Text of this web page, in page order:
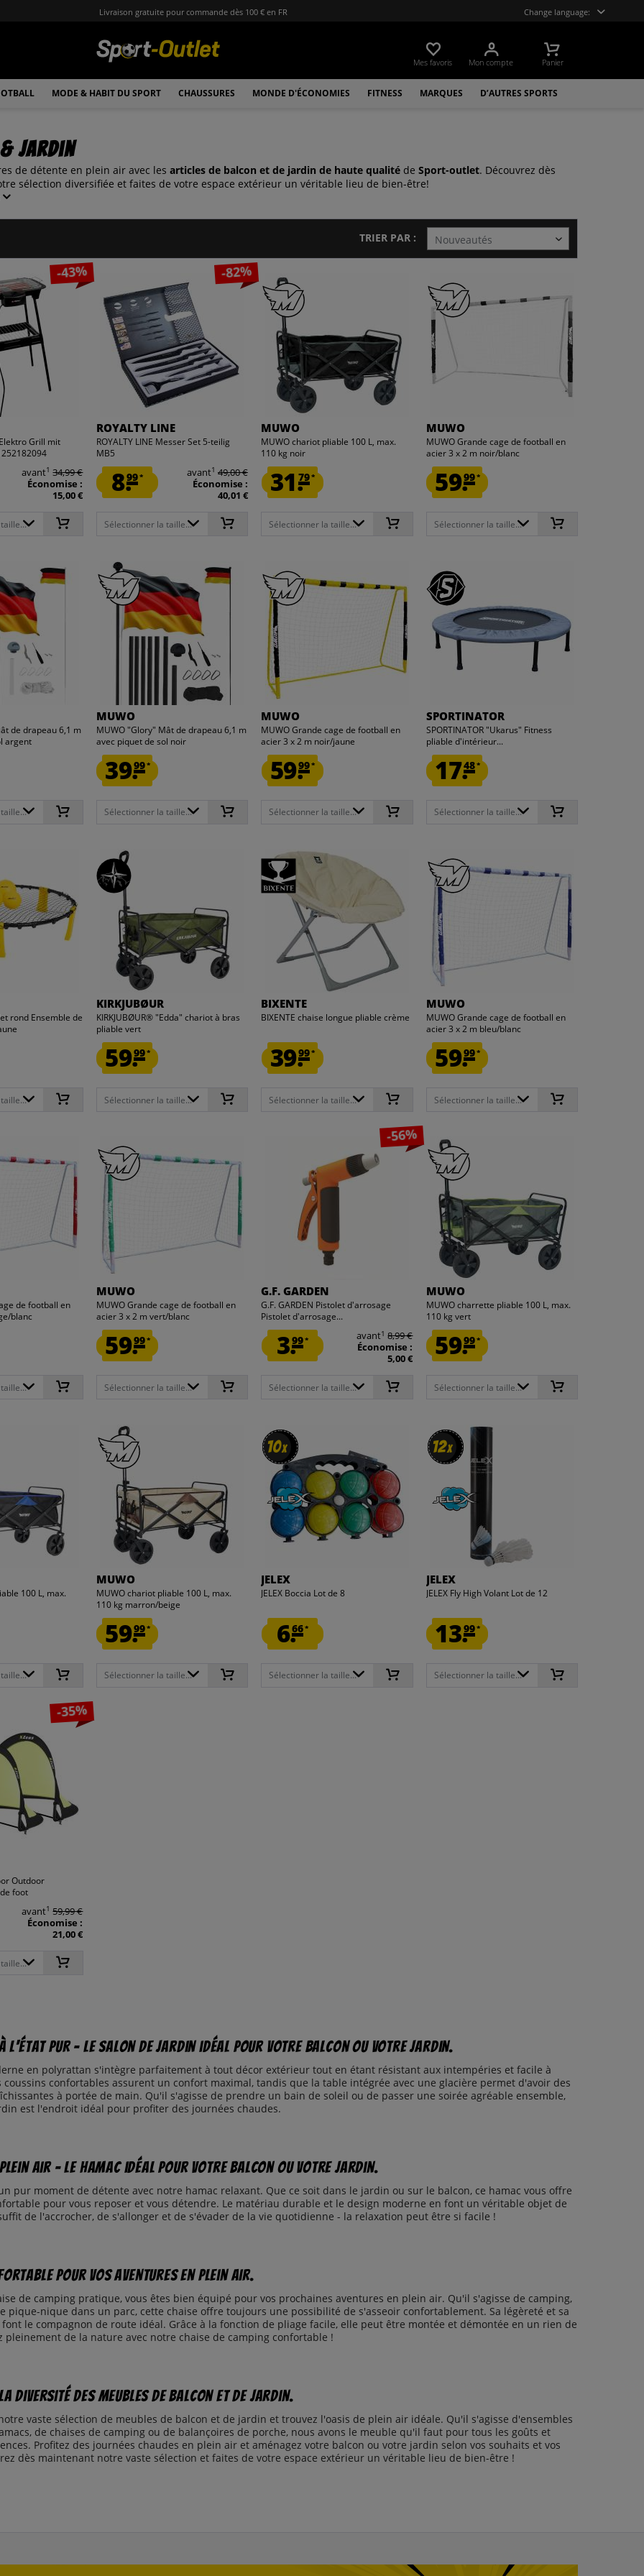
Livraison gratuite pour commande dès 100 € en FR Change language:
Mes favoris Mon compte Panier
MODE & HABIT DU SPORT CHAUSSURES MONDE D'ÉCONOMIES FITNESS MARQUES D’AUTRES SPORTS
Jardin
de détente en plein air avec les articles de balcon et de jardin de haute qualité de Sport-outlet. Découvrez dès
sélection diversifiée et faites de votre espace extérieur un véritable lieu de bien-être!
TRIER PAR :
-43%
Grill mit
avant1 34,99 €
Économise :
15,00 €
-82%
ROYALTY LINE
ROYALTY LINE Messer Set 5-teilig
MB5
8.99* avant1 49,00 €
Économise :
40,01 €
Sélectionner la taille...
MUWO
MUWO chariot pliable 100 L, max.
110 kg noir
31.79*
Sélectionner la taille...
MUWO
MUWO Grande cage de football en
acier 3 x 2 m noir/blanc
59.99*
Sélectionner la taille...
de drapeau 6,1 m
argent
MUWO
MUWO "Glory" Mât de drapeau 6,1 m
avec piquet de sol noir
39.99*
Sélectionner la taille...
MUWO
MUWO Grande cage de football en
acier 3 x 2 m noir/jaune
59.99*
Sélectionner la taille...
SPORTINATOR
SPORTINATOR "Ukarus" Fitness
pliable d'intérieur...
17.48*
Sélectionner la taille...
rond Ensemble de
KIRKJUBØUR
KIRKJUBØUR® "Edda" chariot à bras
pliable vert
59.99*
Sélectionner la taille...
BIXENTE
BIXENTE chaise longue pliable crème
39.99*
Sélectionner la taille...
MUWO
MUWO Grande cage de football en
acier 3 x 2 m bleu/blanc
59.99*
Sélectionner la taille...
de football en
blanc
MUWO
MUWO Grande cage de football en
acier 3 x 2 m vert/blanc
59.99*
Sélectionner la taille...
-56%
G.F. GARDEN
G.F. GARDEN Pistolet d'arrosage
Pistolet d'arrosage...
3.99* avant1 8,99 €
Économise :
5,00 €
Sélectionner la taille...
MUWO
MUWO charrette pliable 100 L, max.
110 kg vert
59.99*
Sélectionner la taille...
100 L, max.
MUWO
MUWO chariot pliable 100 L, max.
110 kg marron/beige
59.99*
Sélectionner la taille...
10x
10x
JELEX
JELEX Boccia Lot de 8
6.66*
Sélectionner la taille...
12x
12x
JELEX
JELEX Fly High Volant Lot de 12
13.99*
Sélectionner la taille...
-35%
Outdoor
foot
avant1 59,99 €
Économise :
21,00 €
l'état pur - Le salon de jardin idéal pour votre balcon ou votre jardin.
en polyrattan s'intègre parfaitement à tout décor extérieur tout en étant résistant aux intempéries et facile à
coussins confortables assurent un confort maximal, tandis que la table intégrée avec une glacière permet d'avoir des
à portée de main. Qu'il s'agisse de prendre un bain de soleil ou de passer une soirée agréable ensemble,
est l'endroit idéal pour profiter des journées chaudes.
plein air - Le hamac idéal pour votre balcon ou votre jardin.
pur moment de détente avec notre hamac relaxant. Que ce soit dans le jardin ou sur le balcon, ce hamac vous offre
pour vous reposer et vous détendre. Le matériau durable et le design moderne en font un véritable objet de
de l'accrocher, de s'allonger et de s'évader de la vie quotidienne - la relaxation peut être si facile !
pour vos aventures en plein air.
de camping pratique, vous êtes bien équipé pour vos prochaines aventures en plein air. Qu'il s'agisse de camping,
pique-nique dans un parc, cette chaise offre toujours une possibilité de s'asseoir confortablement. Sa légèreté et sa
le compagnon de route idéal. Grâce à la fonction de pliage facile, elle peut être montée et démontée en un rien de
pleinement de la nature avec notre chaise de camping confortable !
diversité des meubles de balcon et de jardin.
vaste sélection de meubles de balcon et de jardin et trouvez l'oasis de plein air idéale. Qu'il s'agisse d'ensembles
de chaises de camping ou de balançoires de porche, nous avons le meuble qu'il faut pour tous les goûts et
Profitez des journées chaudes en plein air et aménagez votre balcon ou votre jardin selon vos souhaits et vos
dès maintenant notre vaste sélection et faites de votre espace extérieur un véritable lieu de bien-être !